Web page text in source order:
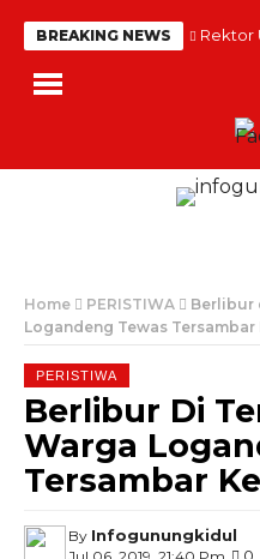
BREAKING NEWS Rektor
Home PERISTIWA
Berlibur
Logandeng Tewas Tersambar
PERISTIWA
Berlibur Di
Warga
Tersambar
By Infogunungkidul